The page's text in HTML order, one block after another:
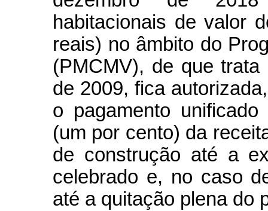
habitacionais de valor
reais) no âmbito do
(PMCMV), de que
de 2009, fica
o pagamento
(um por cento) da
de construção até a
celebrado e, no caso
até a quitação plena do